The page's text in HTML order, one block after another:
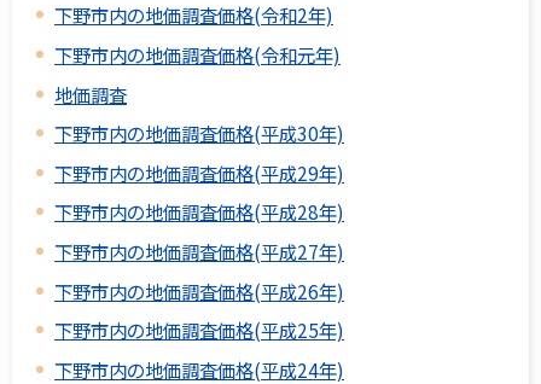
下野市内の地価調査価格(令和2年)
下野市内の地価調査価格(令和元年)
地価調査
下野市内の地価調査価格(平成30年)
下野市内の地価調査価格(平成29年)
下野市内の地価調査価格(平成28年)
下野市内の地価調査価格(平成27年)
下野市内の地価調査価格(平成26年)
下野市内の地価調査価格(平成25年)
下野市内の地価調査価格(平成24年)